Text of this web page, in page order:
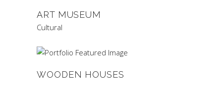
ART MUSEUM
Cultural
WOODEN HOUSES